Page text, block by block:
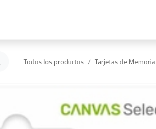
Todos los productos Tarjetas de Memoria